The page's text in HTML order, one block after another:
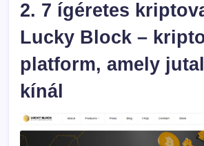
2. 7 ígéretes
Lucky Block –
platform, amely
kínál